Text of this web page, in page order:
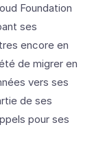
Foundation
ses
encore en
de migrer en
vers ses
de ses
pour ses